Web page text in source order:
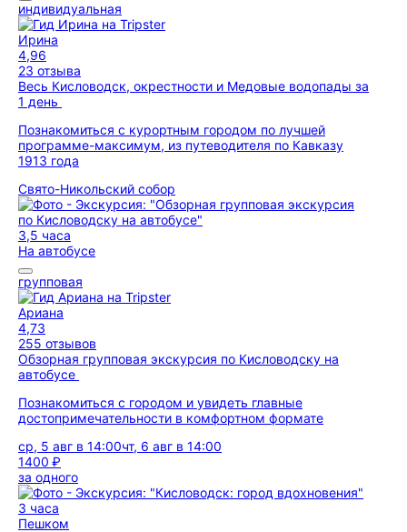
индивидуальная
Ирина
4,96
23 отзыва
Весь Кисловодск, окрестности и Медовые водопады за
1 день
Познакомиться с курортным городом по лучшей
программе-максимум, из путеводителя по Кавказу
1913 года
Свято-Никольский собор
3,5 часа
На автобусе
групповая
Ариана
4,73
255 отзывов
Обзорная групповая экскурсия по Кисловодску на
автобусе
Познакомиться с городом и увидеть главные
достопримечательности в комфортном формате
ср, 5 авг в 14:00чт, 6 авг в 14:00
1400 ₽
за одного
3 часа
Пешком